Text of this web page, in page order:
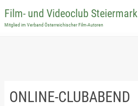
Film- und Videoclub Steiermark
Mitglied im Verband Österreichischer Film-Autoren
ONLINE-CLUBABEND